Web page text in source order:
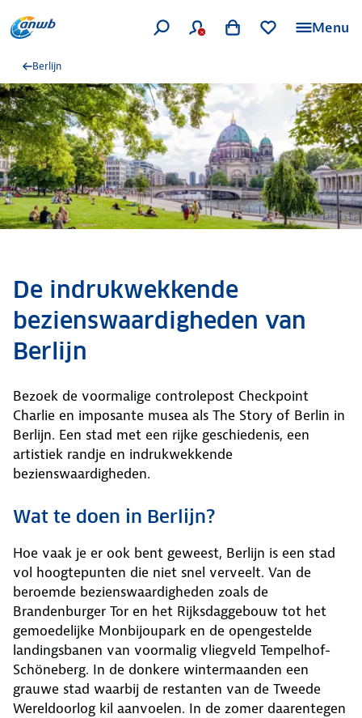
Menu
Berlijn
De indrukwekkende
bezienswaardigheden van
Berlijn
Bezoek de voormalige controlepost Checkpoint
Charlie en imposante musea als The Story of Berlin in
Berlijn. Een stad met een rijke geschiedenis, een
artistiek randje en indrukwekkende
bezienswaardigheden.
Wat te doen in Berlijn?
Hoe vaak je er ook bent geweest, Berlijn is een stad
vol hoogtepunten die niet snel verveelt. Van de
beroemde bezienswaardigheden zoals de
Brandenburger Tor en het Rijksdaggebouw tot het
gemoedelijke Monbijoupark en de opengestelde
landingsbanen van voormalig vliegveld Tempelhof-
Schöneberg. In de donkere wintermaanden een
grauwe stad waarbij de restanten van de Tweede
Wereldoorlog kil aanvoelen. In de zomer daarentegen